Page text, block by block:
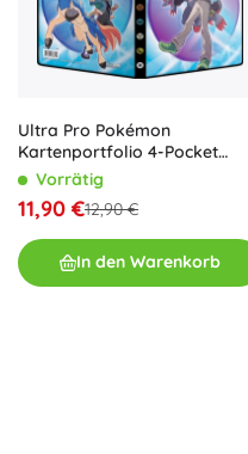
Ultra Pro Pokémon
Kartenportfolio 4-Pocket
Scarlet & Violet Journey
Vorrätig
11,90 €12,90 €
In den Warenkorb